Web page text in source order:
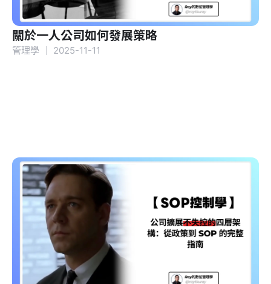
關於一人公司如何發展策略
管理學 2025-11-11